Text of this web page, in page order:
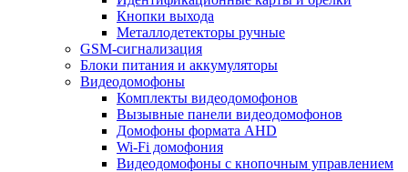
Кнопки выхода
Металлодетекторы ручные
GSM-сигнализация
Блоки питания и аккумуляторы
Видеодомофоны
Комплекты видеодомофонов
Вызывные панели видеодомофонов
Домофоны формата AHD
Wi-Fi домофония
Видеодомофоны с кнопочным управлением